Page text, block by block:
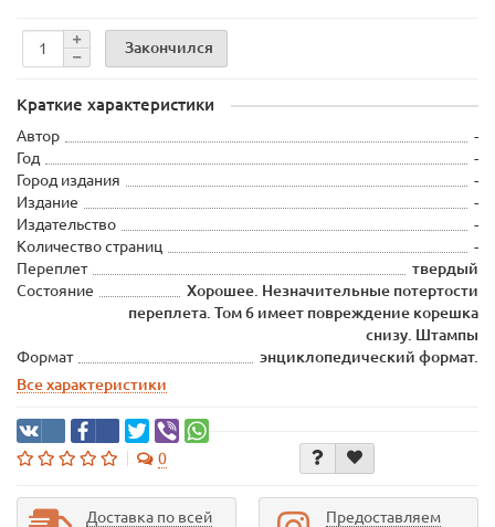
Закончился
Краткие характеристики
Автор
-
Год
-
Город издания
-
Издание
-
Издательство
-
Количество страниц
-
Переплет
твердый
Состояние
Хорошее. Незначительные потертости
переплета. Том 6 имеет повреждение корешка
снизу. Штампы
Формат
энциклопедический формат.
Все характеристики
0
Доставка по всей
Предоставляем